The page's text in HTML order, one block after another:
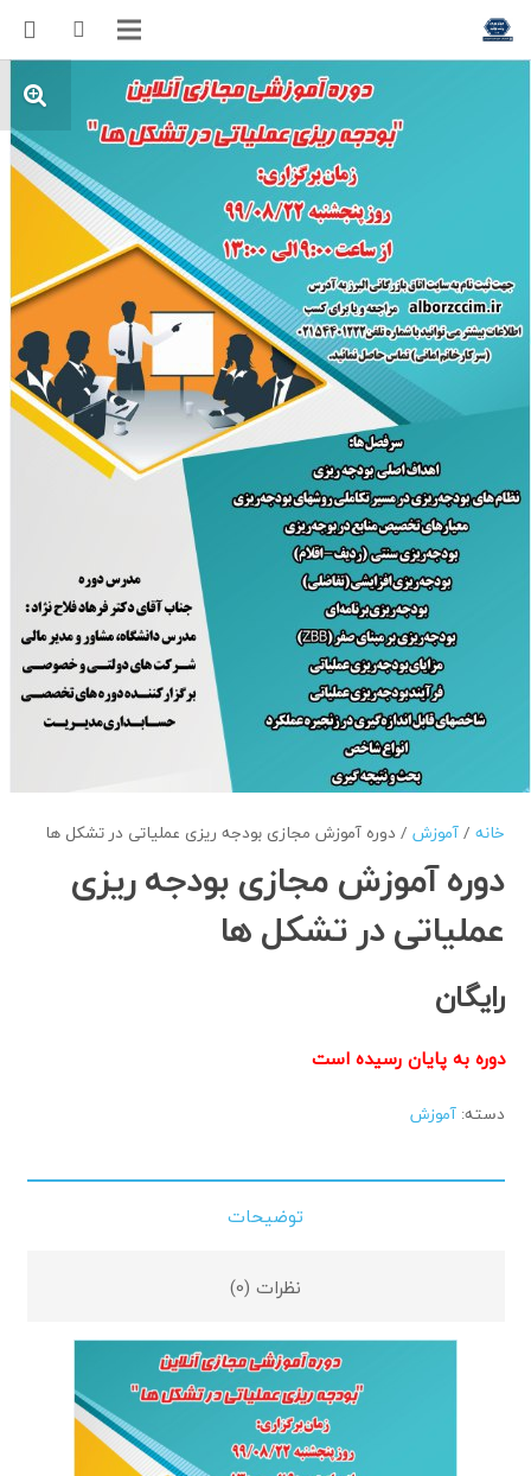
خانه /آموزش / دوره آموزش مجازی بودجه ریزی عملیاتی در تشکل ها
دوره آموزش مجازی بودجه ریزی
عملیاتی در تشکل ها
رایگان
دوره به پایان رسیده است
دسته:آموزش
توضیحات
نظرات (0)